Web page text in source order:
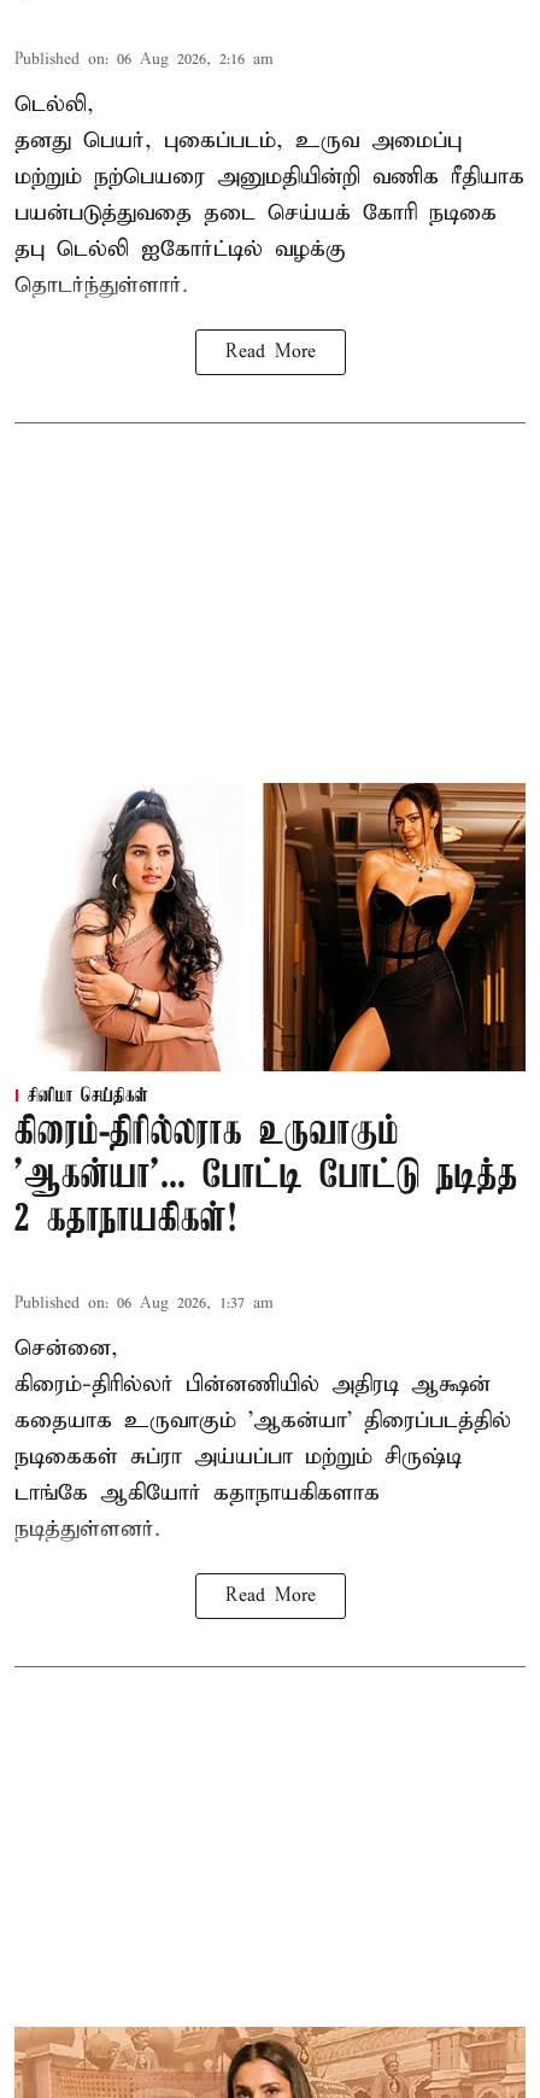
Published on: 06 Aug 2026, 2:16 am
டெல்லி,
தனது பெயர், புகைப்படம், உருவ அமைப்பு
மற்றும் நற்பெயரை அனுமதியின்றி வணிக ரீதியாக
பயன்படுத்துவதை தடை செய்யக் கோரி நடிகை
தபு டெல்லி ஐகோர்ட்டில் வழக்கு
தொடர்ந்துள்ளார்.
Read More
சினிமா செய்திகள்
கிரைம்-திரில்லராக உருவாகும்
'ஆகன்யா'... போட்டி போட்டு நடித்த
2 கதாநாயகிகள்!
Published on: 06 Aug 2026, 1:37 am
சென்னை,
கிரைம்-திரில்லர் பின்னணியில் அதிரடி ஆக்ஷன்
கதையாக உருவாகும் 'ஆகன்யா' திரைப்படத்தில்
நடிகைகள் சுப்ரா அய்யப்பா மற்றும் சிருஷ்டி
டாங்கே ஆகியோர் கதாநாயகிகளாக
நடித்துள்ளனர்.
Read More